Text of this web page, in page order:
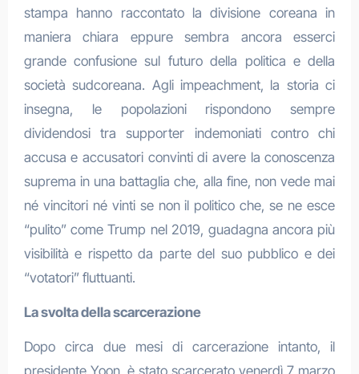
stampa hanno raccontato la divisione coreana in
maniera chiara eppure sembra ancora esserci
grande confusione sul futuro della politica e della
società sudcoreana. Agli impeachment, la storia ci
insegna, le popolazioni rispondono sempre
dividendosi tra supporter indemoniati contro chi
accusa e accusatori convinti di avere la conoscenza
suprema in una battaglia che, alla fine, non vede mai
né vincitori né vinti se non il politico che, se ne esce
“pulito” come Trump nel 2019, guadagna ancora più
visibilità e rispetto da parte del suo pubblico e dei
“votatori” fluttuanti.
La svolta della scarcerazione
Dopo circa due mesi di carcerazione intanto, il
presidente Yoon, è stato scarcerato venerdì 7 marzo